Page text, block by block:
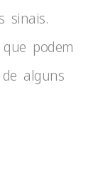
sinais.
podem
alguns